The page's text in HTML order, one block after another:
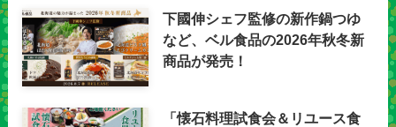
下國伸シェフ監修の新作鍋つゆ
など、ベル食品の2026年秋冬新
商品が発売！
「懐石料理試食会＆リユース食